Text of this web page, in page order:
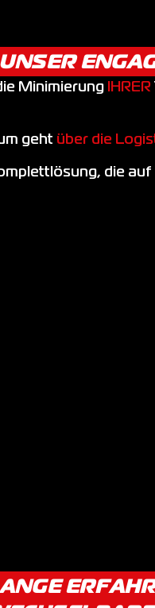
Minimierung IHRER
geht über die
die